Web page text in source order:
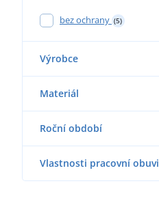
bez ochrany (5)
Výrobce
Materiál
Roční období
Vlastnosti pracovní obuvi